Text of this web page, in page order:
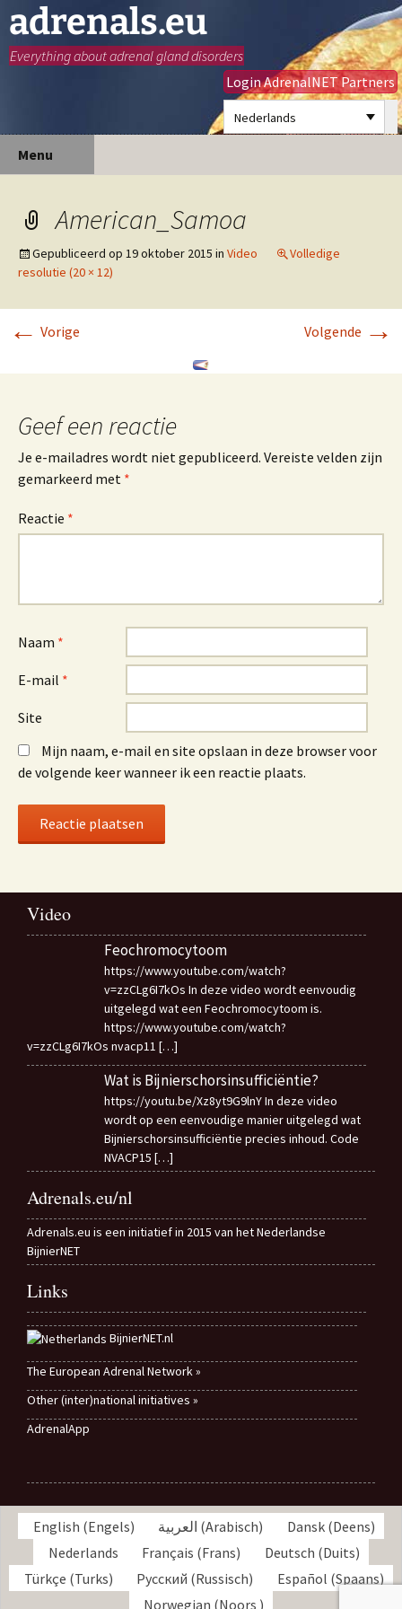
adrenals.eu
Everything about adrenal gland disorders
Login AdrenalNET Partners
Nederlands
Menu
inhoud
American_Samoa
Gepubliceerd op 19 oktober 2015 in Video
Volledige
resolutie (20 × 12)
← Vorige Volgende →
Geef een reactie
Je e-mailadres wordt niet gepubliceerd. Vereiste velden zijn
gemarkeerd met *
Reactie *
Naam *
E-mail *
Site
Mijn naam, e-mail en site opslaan in deze browser voor
de volgende keer wanneer ik een reactie plaats.
Video
Feochromocytoom
https://www.youtube.com/watch?
v=zzCLg6I7kOs In deze video wordt eenvoudig
uitgelegd wat een Feochromocytoom is.
https://www.youtube.com/watch?
v=zzCLg6I7kOs nvacp11 […]
Wat is Bijnierschorsinsufficiëntie?
https://youtu.be/Xz8yt9G9lnY In deze video
wordt op een eenvoudige manier uitgelegd wat
Bijnierschorsinsufficiëntie precies inhoud. Code
NVACP15 […]
Adrenals.eu/nl
Adrenals.eu is een initiatief in 2015 van het Nederlandse
BijnierNET
Links
BijnierNET.nl
The European Adrenal Network »
Other (inter)national initiatives »
AdrenalApp
English (Engels) العربية (Arabisch) Dansk(Deens)
Nederlands
Français (Frans) Deutsch (Duits)
Türkçe (Turks) Русский (Russisch) Español (Spaans)
Norwegian (Noors )